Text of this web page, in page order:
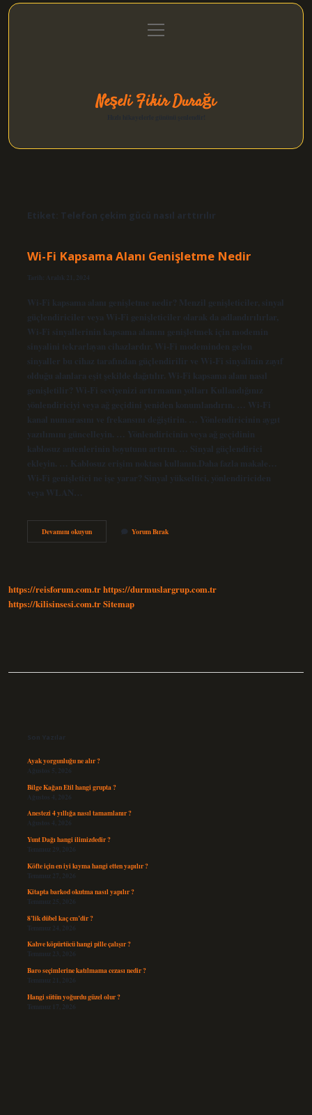
Gizlilik Politikası
menüyü
aç
Neşeli Fikir Durağı
Etiket: Telefon çekim gücü nasıl arttırılır
Wi-Fi Kapsama Alanı Genişletme Nedir
Tarih: Aralık 21, 2024
Wi-Fi kapsama alanı genişletme nedir? Menzil genişleticiler, sinyal
güçlendiriciler veya Wi-Fi genişleticiler olarak da adlandırılırlar,
Wi-Fi sinyallerinin kapsama alanını genişletmek için modemin
sinyalini tekrarlayan cihazlardır. Wi-Fi modeminden gelen
sinyaller bu cihaz tarafından güçlendirilir ve Wi-Fi sinyalinin zayıf
olduğu alanlara eşit şekilde dağıtılır. Wi-Fi kapsama alanı nasıl
genişletilir? Wi-Fi seviyenizi artırmanın yolları Kullandığınız
yönlendiriciyi veya ağ geçidini yeniden konumlandırın. … Wi-Fi
kanal numarasını ve frekansını değiştirin. … Yönlendiricinin aygıt
yazılımını güncelleyin. … Yönlendiricinin veya ağ geçidinin
kablosuz antenlerinin boyutunu artırın. … Sinyal güçlendirici
ekleyin. … Kablosuz erişim noktası kullanın.Daha fazla makale…
Wi-Fi genişletici ne işe yarar? Sinyal yükseltici, yönlendiriciden
veya WLAN…
Devamını okuyunWi-
Fi
Yorum Bırak
https://reisforum.com.trhttps://durmuslargrup.com.tr
https://kilisinsesi.com.trSitemap
Son Yazılar
Ayak yorgunluğu ne alır ?
Ağustos 5, 2026
Bilge Kağan Etil hangi grupta ?
Ağustos 4, 2026
Anestezi 4 yıllığa nasıl tamamlanır ?
Ağustos 4, 2026
Yunt Dağı hangi ilimizdedir ?
Temmuz 29, 2026
Köfte için en iyi kıyma hangi etten yapılır ?
Temmuz 27, 2026
Kitapta barkod okutma nasıl yapılır ?
Temmuz 25, 2026
8’lik dübel kaç cm’dir ?
Temmuz 24, 2026
Kahve köpürtücü hangi pille çalışır ?
Temmuz 23, 2026
Baro seçimlerine katılmama cezası nedir ?
Temmuz 21, 2026
Hangi sütün yoğurdu güzel olur ?
Temmuz 17, 2026